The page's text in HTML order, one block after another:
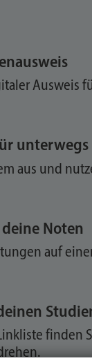
Ausweis
unterwegs
aus und
Noten
auf
finden